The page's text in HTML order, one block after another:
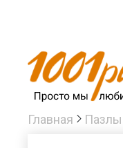
Главная Пазлы